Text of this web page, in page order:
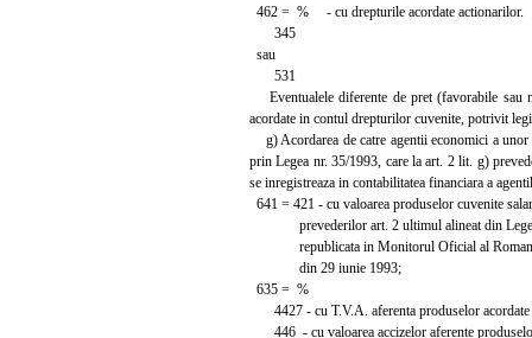
462 = % - cu drepturile acordate actionarilor.
345
sau
531
Eventualele diferente de pret (favorabile sau
acordate in contul drepturilor cuvenite, potrivit
g) Acordarea de catre agentii economici a
prin Legea nr. 35/1993, care la art. 2 lit. g)
se inregistreaza in contabilitatea financiara a
641 = 421 - cu valoarea produselor cuvenite
prevederilor art. 2 ultimul alineat din
republicata in Monitorul Oficial al
din 29 iunie 1993;
635 = %
4427 - cu T.V.A. aferenta produselor acordate
446 - cu valoarea accizelor aferente